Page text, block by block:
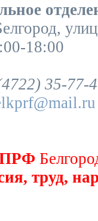
,
18:00
35-77-
труд,